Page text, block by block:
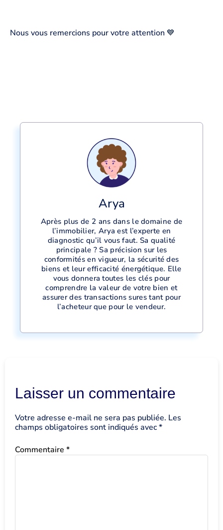
Nous vous remercions pour votre attention 💙
Arya
Après plus de 2 ans dans le domaine de
l’immobilier, Arya est l’experte en
diagnostic qu’il vous faut. Sa qualité
principale ? Sa précision sur les
conformités en vigueur, la sécurité des
biens et leur efficacité énergétique. Elle
vous donnera toutes les clés pour
comprendre la valeur de votre bien et
assurer des transactions sures tant pour
l’acheteur que pour le vendeur.
Laisser un commentaire
Votre adresse e-mail ne sera pas publiée. Les
champs obligatoires sont indiqués avec*
Commentaire *